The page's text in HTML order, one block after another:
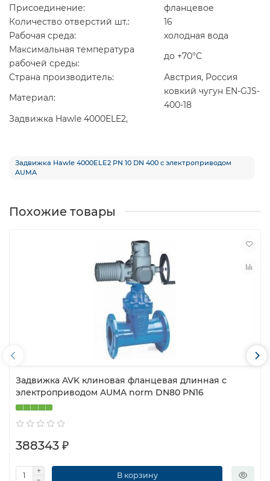
Присоединение:
фланцевое
Количество отверстий шт.:
16
Рабочая среда:
холодная вода
Максимальная температура
рабочей среды:
до +70°С
Страна производитель:
Австрия, Россия
Материал:
ковкий чугун EN-GJS-
400-18
Задвижка Hawle 4000ELE2,
Задвижка Hawle 4000ELE2 PN 10 DN 400 с электроприводом
AUMA
Похожие товары
Задвижка AVK клиновая фланцевая длинная с
электроприводом AUMA norm DN80 PN16
388343 ₽
В корзину